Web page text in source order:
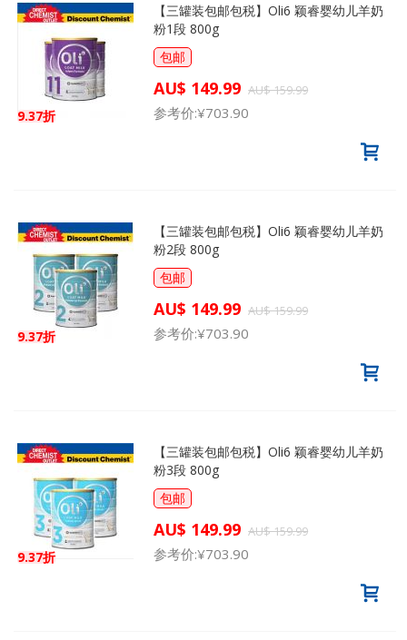
9.37折
【三罐装包邮包税】Oli6 颖睿婴幼儿羊奶
粉1段 800g
包邮
AU$ 149.99 AU$ 159.99
参考价:¥703.90
9.37折
【三罐装包邮包税】Oli6 颖睿婴幼儿羊奶
粉2段 800g
包邮
AU$ 149.99 AU$ 159.99
参考价:¥703.90
9.37折
【三罐装包邮包税】Oli6 颖睿婴幼儿羊奶
粉3段 800g
包邮
AU$ 149.99 AU$ 159.99
参考价:¥703.90